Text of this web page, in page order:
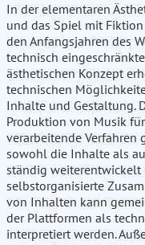
In der elementaren
und das Spiel mit
den Anfangsjahren des
technisch
ästhetischen Konzept
technischen
Inhalte und Gestaltung.
Produktion von Musik
verarbeitende Verfahren
sowohl die Inhalte als
ständig weiterentwickelt
selbstorganisierte
von Inhalten kann
der Plattformen als
interpretiert werden.